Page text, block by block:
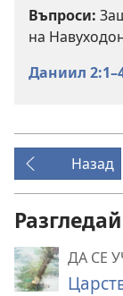
Въпроси:
на
Даниил
Назад
ДА СЕ